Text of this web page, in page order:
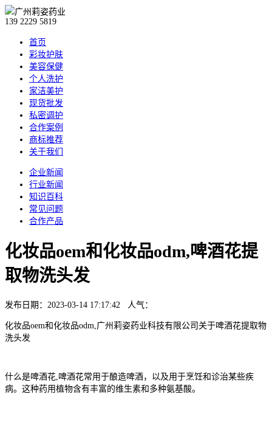
139 2229 5819
首页
彩妆护肤
美容保健
个人洗护
家洁美护
现货批发
私密调护
合作案例
商标推荐
关于我们
企业新闻
行业新闻
知识百科
常见问题
合作产品
化妆品oem和化妆品odm,啤酒花提
取物洗头发
发布日期：2023-03-14 17:17:42 人气：
化妆品oem和化妆品odm,广州莉姿药业科技有限公司关于啤酒花提取物
洗头发
什么是啤酒花,啤酒花常用于酿造啤酒，以及用于烹饪和诊治某些疾
病。这种药用植物含有丰富的维生素和多种氨基酸。